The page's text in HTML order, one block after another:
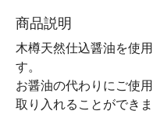
商品説明
木樽天然仕込醤油を使
す。
お醤油の代わりにご使
取り入れることができま